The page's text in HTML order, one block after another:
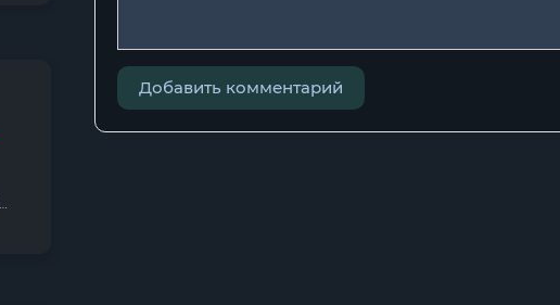
Добавить комментарий